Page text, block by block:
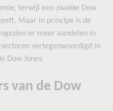
terwijl een zwakke Dow
Maar in principe is de
er meer aandelen in
vertegenwoordigd in
Dow Jones.
van de Dow